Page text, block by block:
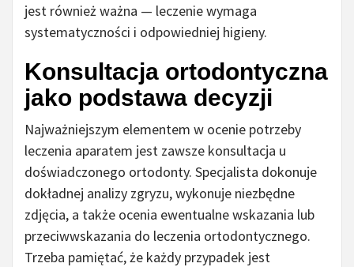
jest również ważna — leczenie wymaga
systematyczności i odpowiedniej higieny.
Konsultacja ortodontyczna
jako podstawa decyzji
Najważniejszym elementem w ocenie potrzeby
leczenia aparatem jest zawsze konsultacja u
doświadczonego ortodonty. Specjalista dokonuje
dokładnej analizy zgryzu, wykonuje niezbędne
zdjęcia, a także ocenia ewentualne wskazania lub
przeciwwskazania do leczenia ortodontycznego.
Trzeba pamiętać, że każdy przypadek jest